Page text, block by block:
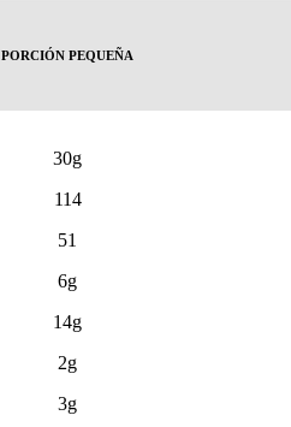
PORCIÓN PEQUEÑA
30g
114
51
6g
14g
2g
3g